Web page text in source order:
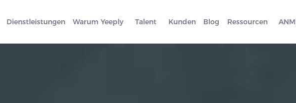
Dienstleistungen Warum Yeeply Talent Kunden Blog Ressourcen